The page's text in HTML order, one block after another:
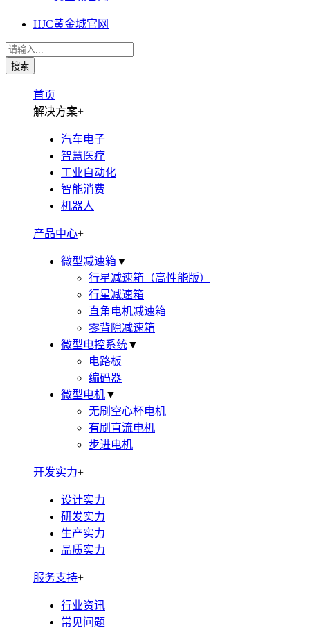
HJC黄金城官网
首页
解决方案+
汽车电子
智慧医疗
工业自动化
智能消费
机器人
产品中心+
微型减速箱▼
行星减速箱（高性能版）
行星减速箱
直角电机减速箱
零背隙减速箱
微型电控系统▼
电路板
编码器
微型电机▼
无刷空心杯电机
有刷直流电机
步进电机
开发实力+
设计实力
研发实力
生产实力
品质实力
服务支持+
行业资讯
常见问题